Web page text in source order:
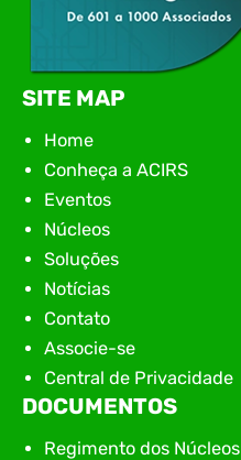
SITE MAP
Home
Conheça a ACIRS
Eventos
Núcleos
Soluções
Notícias
Contato
Associe-se
Central de Privacidade
DOCUMENTOS
Regimento dos Núcleos